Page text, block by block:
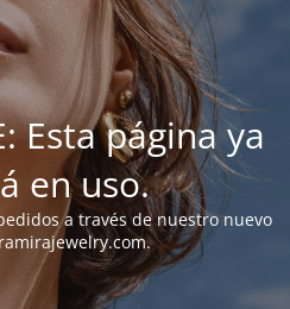
Esta página ya
en uso.
a través de nuestro nuevo